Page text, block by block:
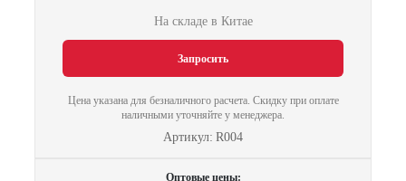
На складе в Китае
Запросить
Цена указана для безналичного расчета. Скидку при оплате
наличными уточняйте у менеджера.
Артикул: R004
Оптовые цены: